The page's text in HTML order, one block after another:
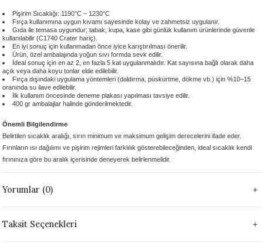
1305 °C
°C
- 1222 °C
- 1046 °C
°C
1046 °C
- 1046 °C
Pişirim Sıcaklığı: 1190°C – 1230°C
Fırça kullanımına uygun kıvamı sayesinde kolay ve zahmetsiz uygulanır.
Gıda ile temasa uygundur; tabak, kupa, kase gibi günlük kullanım ürünlerinde güvenle
kullanılabilir (C1740 Crater hariç).
En iyi sonuç için kullanmadan önce iyice karıştırılması önerilir.
Ürün, özel ambalajında yoğun sıvı formda sevk edilir.
İdeal sonuç için en az 2, en fazla 5 kat uygulanmalıdır. Kat sayısına bağlı olarak daha
açık veya daha koyu tonlar elde edilebilir.
Fırça dışındaki uygulama yöntemleri (daldırma, püskürtme, dökme vb.) için %10–15
oranında su ilave edilebilir.
İlk kullanım öncesinde deneme plakası yapılması tavsiye edilir.
400 gr ambalajlar halinde gönderilmektedir.
Önemli Bilgilendirme
Belirtilen sıcaklık aralığı, sırın minimum ve maksimum gelişim derecelerini ifade eder.
Fırınların ısı dağılımı ve pişirim rejimleri farklılık gösterebileceğinden, ideal sıcaklık kendi
fırınınıza göre bu aralık içerisinde deneyerek belirlenmelidir.
Yorumlar (0)
Taksit Seçenekleri